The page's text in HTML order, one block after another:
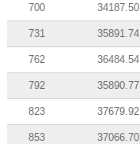
700 34187.50
731 35891.74
762 36484.54
792 35890.77
823 37679.92
853 37066.70